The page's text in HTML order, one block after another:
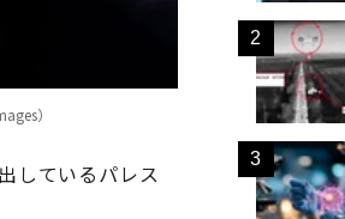
）
しているパレス